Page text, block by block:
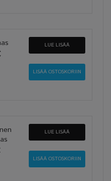
LUE LISÄÄ
LUE LISÄÄ